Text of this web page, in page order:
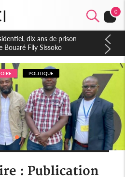
0
principaux acheteurs des
en juillet
POLITIQUE
: Publication